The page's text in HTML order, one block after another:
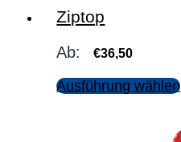
Ziptop
Ab: €36,50
Ausführung wählen